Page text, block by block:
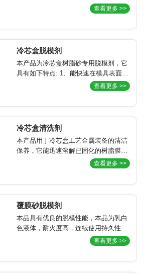
不利环境下，也具有良好的脱模性能，
以实现降低或取消对模版的加热；含水
键结合。可达到涂喷1次连续多次造
型。
查看更多 >>
冷芯盒脱模剂
本产品为冷芯盒树脂砂专用脱模剂，它
具有如下特点: 1、能快速在模具表面形
成稳定的隔离膜，大大提高砂芯(型)表
面质量和劳动效率。 2、显著降低脱模
查看更多 >>
冷芯盒清洗剂
本产品用于冷芯盒工艺金属装备的清洁
保养，它能迅速溶解已固化的树脂膜和
模具表面污垢但又不损伤模具表面、排
气塞和密封条等使排气塞畅通，活块到
简单易行。
查看更多 >>
覆膜砂脱模剂
本品具有优良的脱模性能，本品为乳白
色液体，耐火度高，连续使用持久性
好，润滑性好，对模型有良好的保护作
用。在芯盒内腔上积垢量少，易清理。
查看更多 >>